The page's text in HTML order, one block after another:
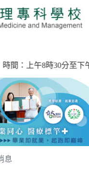
間：上午8時30分至
Next
息